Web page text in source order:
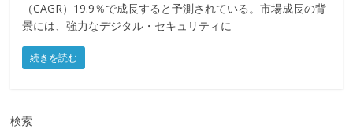
（CAGR）19.9％で成長すると予測されている。市場成長の背
景には、強力なデジタル・セキュリティに
続きを読む
検索